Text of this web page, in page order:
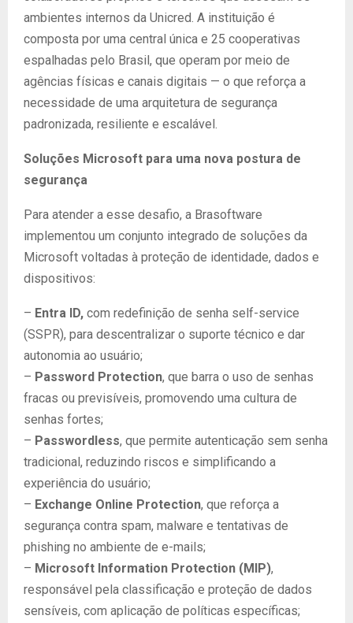
ambientes internos da Unicred. A instituição é
composta por uma central única e 25 cooperativas
espalhadas pelo Brasil, que operam por meio de
agências físicas e canais digitais — o que reforça a
necessidade de uma arquitetura de segurança
padronizada, resiliente e escalável.
Soluções Microsoft para uma nova postura de
segurança
Para atender a esse desafio, a Brasoftware
implementou um conjunto integrado de soluções da
Microsoft voltadas à proteção de identidade, dados e
dispositivos:
– Entra ID, com redefinição de senha self-service
(SSPR), para descentralizar o suporte técnico e dar
autonomia ao usuário;
– Password Protection, que barra o uso de senhas
fracas ou previsíveis, promovendo uma cultura de
senhas fortes;
– Passwordless, que permite autenticação sem senha
tradicional, reduzindo riscos e simplificando a
experiência do usuário;
– Exchange Online Protection, que reforça a
segurança contra spam, malware e tentativas de
phishing no ambiente de e-mails;
– Microsoft Information Protection (MIP),
responsável pela classificação e proteção de dados
sensíveis, com aplicação de políticas específicas;